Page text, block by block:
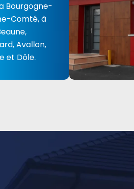
Bourgogne-
Comté, à
Avallon,
et Dôle.